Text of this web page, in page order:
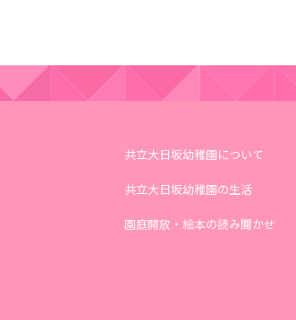
共立大日坂幼稚園について
共立大日坂幼稚園の生活
園庭開放・絵本の読み聞かせ